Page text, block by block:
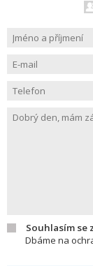
Souhlasím se
Dbáme na